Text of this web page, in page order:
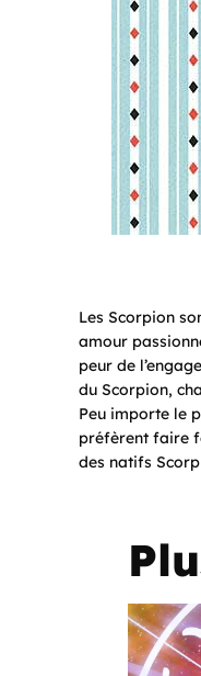
Les Scorpion
amour
peur de
du Scorpion,
Peu importe le
préfèrent faire
des natifs